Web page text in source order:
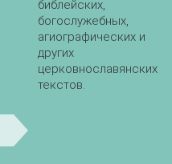
библейских,
богослужебных,
агиографических и
других
церковнославянских
текстов.